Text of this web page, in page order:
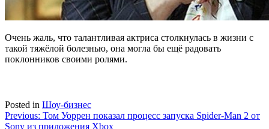
Очень жаль, что талантливая актриса столкнулась в жизни с
такой тяжёлой болезнью, она могла бы ещё радовать
поклонников своими ролями.
Posted in Шоу-бизнес
Навигация
Previous: Том Уоррен показал процесс запуска Spider-Man 2 от
Sony из приложения Xbox